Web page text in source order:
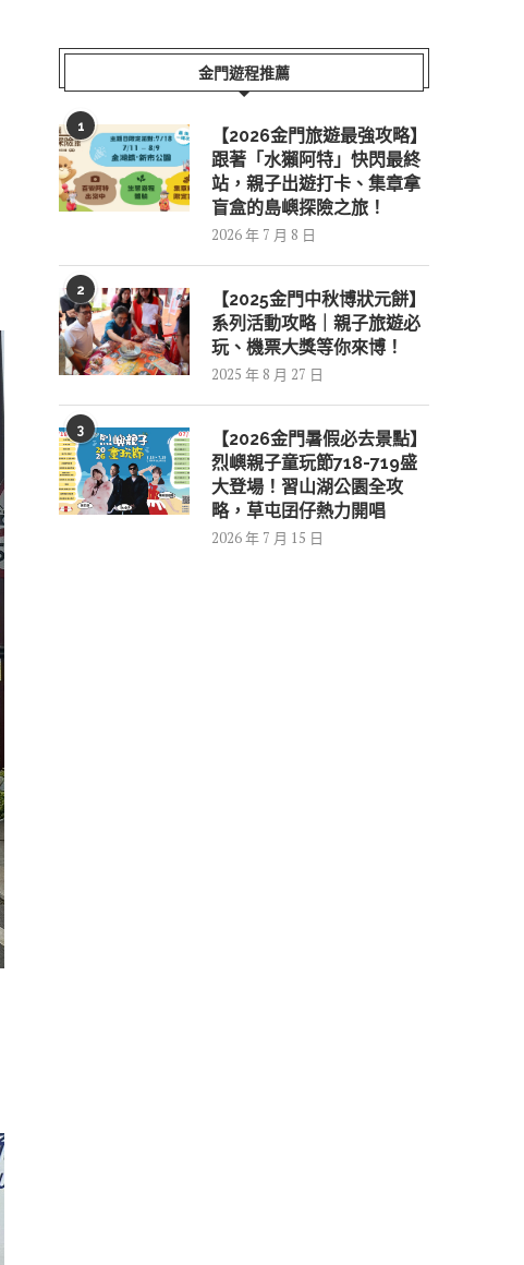
金門遊程推薦
1
【2026金門旅遊最強攻略】
跟著「水獺阿特」快閃最終
站，親子出遊打卡、集章拿
盲盒的島嶼探險之旅！
2026 年 7 月 8 日
2
【2025金門中秋博狀元餅】
系列活動攻略｜親子旅遊必
玩、機票大獎等你來博！
2025 年 8 月 27 日
3
【2026金門暑假必去景點】
烈嶼親子童玩節718-719盛
大登場！習山湖公園全攻
略，草屯囝仔熱力開唱
2026 年 7 月 15 日